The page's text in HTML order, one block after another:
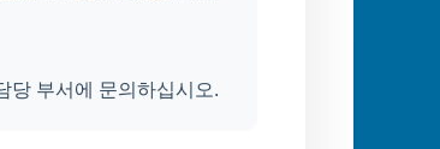
당 부서에 문의하십시오.